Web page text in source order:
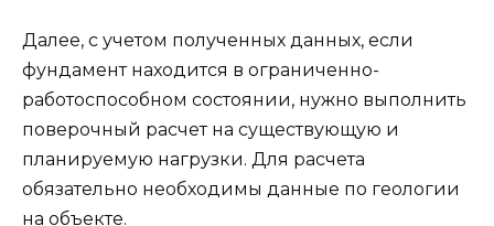
Далее, с учетом полученных данных, если
фундамент находится в ограниченно-
работоспособном состоянии, нужно выполнить
поверочный расчет на существующую и
планируемую нагрузки. Для расчета
обязательно необходимы данные по геологии
на объекте.